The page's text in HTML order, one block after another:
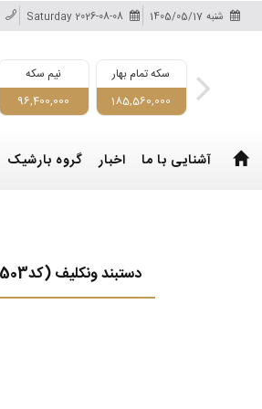
شنبه 1405/05/17
Saturday 2026-08-08
سکه تمام بهار
185,560,000
نیم سکه
96,400,000
آشنایی با ما اخبار گروه بارشیک
دستبند ونکلیف (کدF1503)